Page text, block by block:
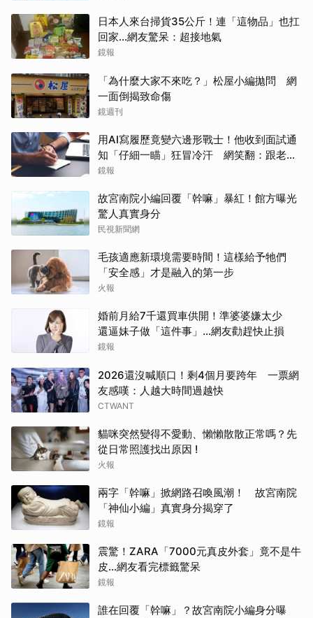
日本人來台掃貨35公斤！連「這物品」也扛
回家...網友驚呆：超接地氣
鏡報
「為什麼大家不來吃？」松屋小編拋問 網
一面倒揭致命傷
鏡週刊
用AI寫履歷竟變六邊形戰士！他收到面試通
知「仔細一瞄」狂冒冷汗 網笑翻：跟老闆
禮尚往來
鏡報
故宮南院小編回覆「幹嘛」暴紅！館方曝光
驚人真實身分
民視新聞網
毛孩適應新環境需要時間！這樣給予牠們
「安全感」才是融入的第一步
火報
婚前月給7千還買車供開！準婆婆嫌太少
還逼妹子做「這件事」…網友勸趕快止損
鏡報
2026還沒喊順口！剩4個月要跨年 一票網
友感嘆：人越大時間過越快
CTWANT
貓咪突然變得不愛動、懶懶散散正常嗎？先
從日常照護找出原因 !
火報
兩字「幹嘛」掀網路召喚風潮！ 故宮南院
「神仙小編」真實身分揭穿了
鏡報
震驚！ZARA「7000元真皮外套」竟不是牛
皮...網友看完標籤驚呆
鏡報
誰在回覆「幹嘛」？故宮南院小編身分曝